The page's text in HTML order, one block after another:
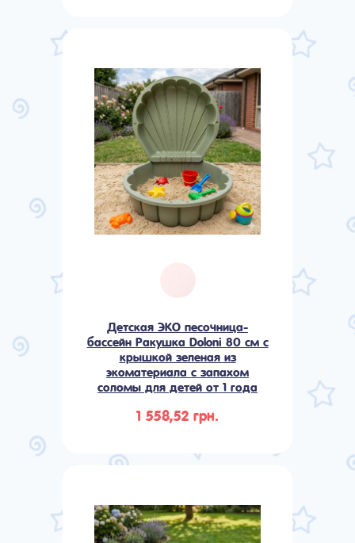
Детская ЭКО песочница-
бассейн Ракушка Doloni 80 см с
крышкой зеленая из
экоматериала с запахом
соломы для детей от 1 года
1 558,52 грн.